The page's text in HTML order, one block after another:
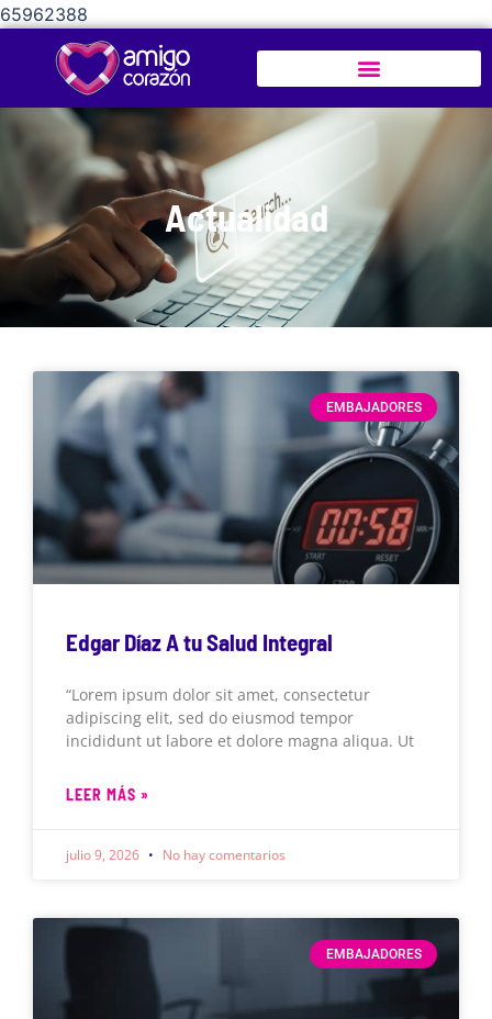
65962388
Actualidad
EMBAJADORES
Edgar Díaz A tu Salud Integral
“Lorem ipsum dolor sit amet, consectetur
adipiscing elit, sed do eiusmod tempor
incididunt ut labore et dolore magna aliqua. Ut
LEER MÁS »
julio 9, 2026 No hay comentarios
EMBAJADORES